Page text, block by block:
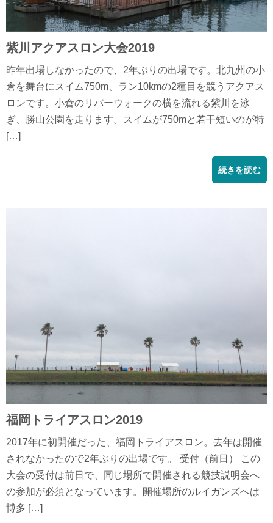
紫川アクアスロン大会2019
昨年出場しなかったので、2年ぶりの出場です。北九州の小
倉を舞台にスイム750m、ラン10kmの2種目を競うアクアス
ロンです。小倉のリバーウォークの横を流れる紫川を泳
ぎ、勝山公園を走ります。スイムが750mと若干短いのが特
[…]
続きを読む
福岡トライアスロン2019
2017年に初開催だった、福岡トライアスロン。去年は開催
されなかったので2年ぶりの出場です。 受付（前日） この
大会の受付は前日で、同じ場所で開催される競技説明会へ
の参加が必須となっています。開催場所のルイガンズへは
博多 […]